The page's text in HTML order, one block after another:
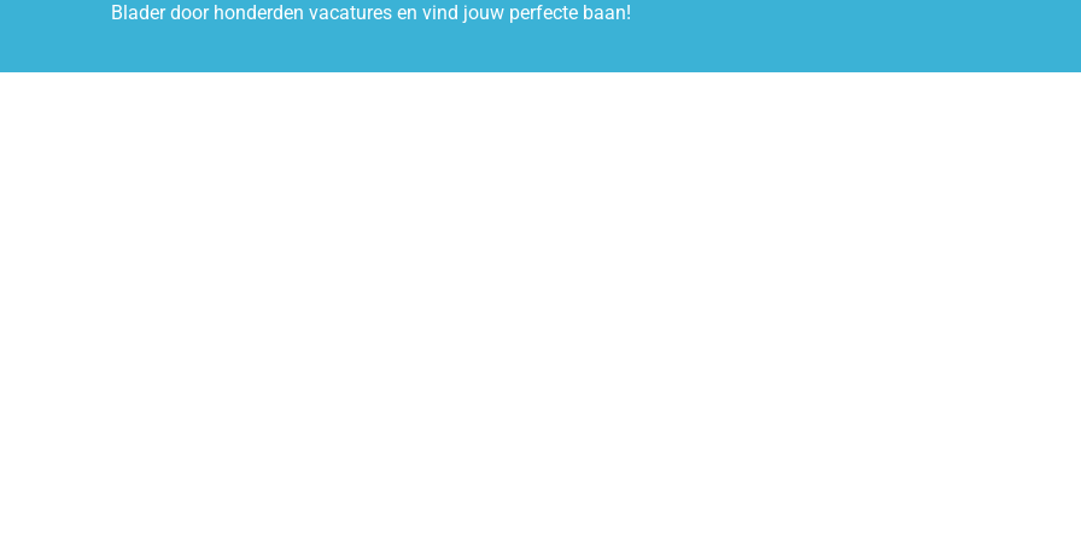
Blader door honderden vacatures en vind jouw perfecte baan!